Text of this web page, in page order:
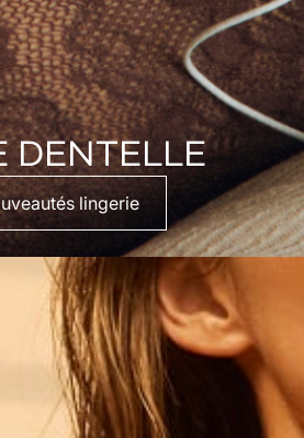
DENTELLE
lingerie